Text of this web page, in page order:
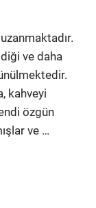
ve daha
kahveyi
özgün
ve …